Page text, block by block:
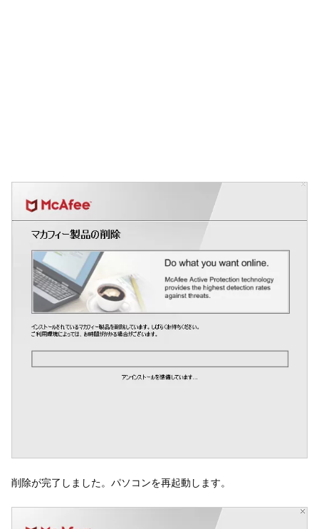
削除が完了しました。パソコンを再起動します。